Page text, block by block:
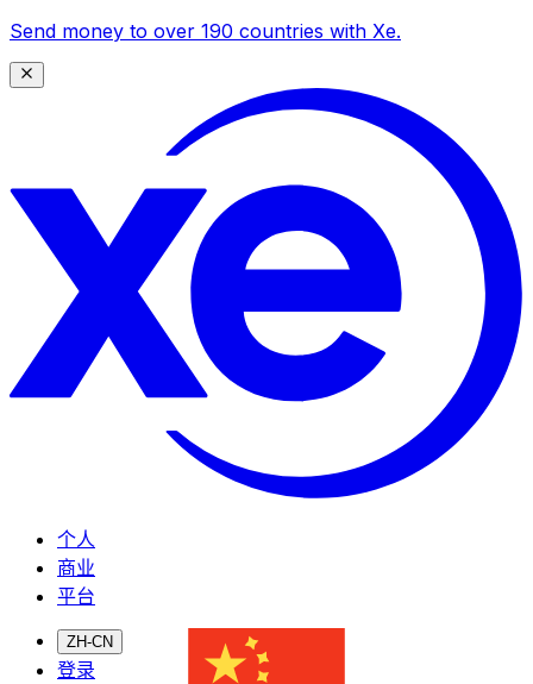
Send money to over 190 countries with Xe.
个人
商业
平台
ZH-CN
登录